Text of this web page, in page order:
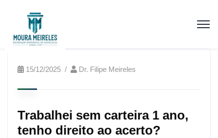
15/12/2025 Dr. Filipe Meireles
Trabalhei sem carteira 1 ano,
tenho direito ao acerto?